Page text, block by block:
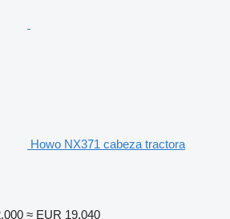
Howo NX371 cabeza tractora
≈ EUR 19.040